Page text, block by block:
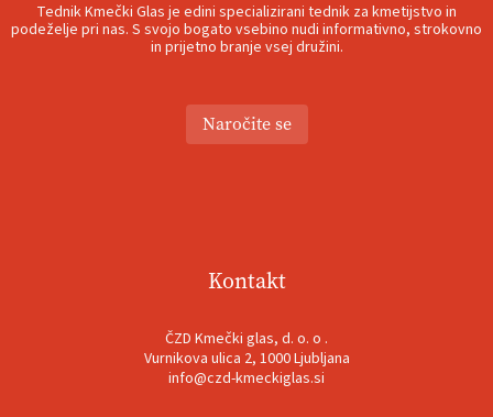
Tednik Kmečki Glas je edini specializirani tednik za kmetijstvo in
podeželje pri nas. S svojo bogato vsebino nudi informativno, strokovno
in prijetno branje vsej družini.
Naročite se
Kontakt
ČZD Kmečki glas, d. o. o .
Vurnikova ulica 2, 1000 Ljubljana
info@czd-kmeckiglas.si